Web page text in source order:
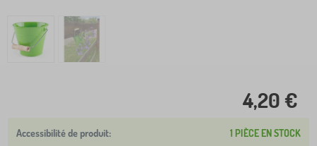
4,20 €
1 PIÈCE EN STOCK